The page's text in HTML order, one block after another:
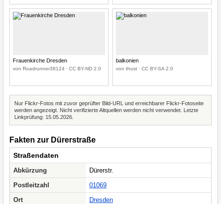
Frauenkirche Dresden
von Roadrunner38124 · CC BY-ND 2.0
balkonien
von thost · CC BY-SA 2.0
Nur Flickr-Fotos mit zuvor geprüfter Bild-URL und erreichbarer Flickr-Fotoseite
werden angezeigt. Nicht verifizierte Altquellen werden nicht verwendet. Letzte
Linkprüfung: 15.05.2026.
Fakten zur Dürerstraße
Straßendaten
Abkürzung
Dürerstr.
Postleitzahl
01069
Ort
Dresden